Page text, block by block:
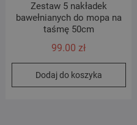
Zestaw 5 nakładek
bawełnianych do mopa na
taśmę 50cm
99.00zł
Dodaj do koszyka